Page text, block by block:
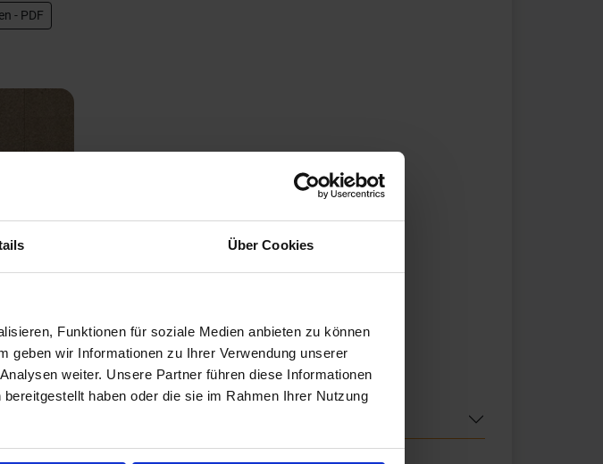
Über Cookies
Funktionen für soziale Medien anbieten zu können
geben wir Informationen zu Ihrer Verwendung unserer
weiter. Unsere Partner führen diese Informationen
haben oder die sie im Rahmen Ihrer Nutzung
- PDF